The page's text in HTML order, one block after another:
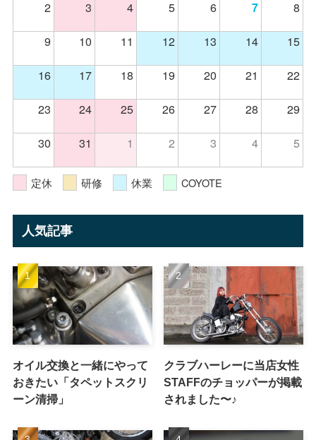
2
3 4 5 6 7
8
9
10 11 12 13 14
15
16
17 18 19 20 21
22
23
24 25 26 27 28
29
30
31 1 2 3 4 5
定休 研修 休業 COYOTE
人気記事
オイル交換と一緒にやって
おきたい「タペットスクリ
ーン清掃」
クラブハーレーに当店女性
STAFFのチョッパーが掲載
されました〜♪